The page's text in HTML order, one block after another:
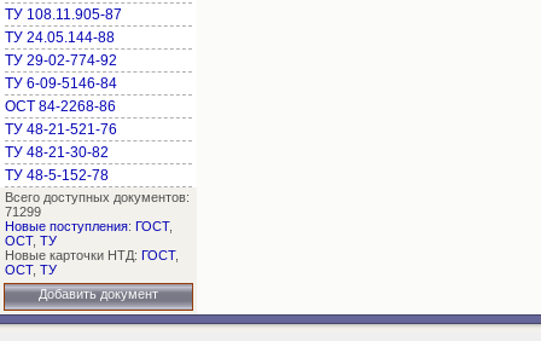
ТУ 108.11.905-87
ТУ 24.05.144-88
ТУ 29-02-774-92
ТУ 6-09-5146-84
ОСТ 84-2268-86
ТУ 48-21-521-76
ТУ 48-21-30-82
ТУ 48-5-152-78
Всего доступных документов:
71299
Новые поступления: ГОСТ,
ОСТ, ТУ
Новые карточки НТД: ГОСТ,
ОСТ, ТУ
Добавить документ